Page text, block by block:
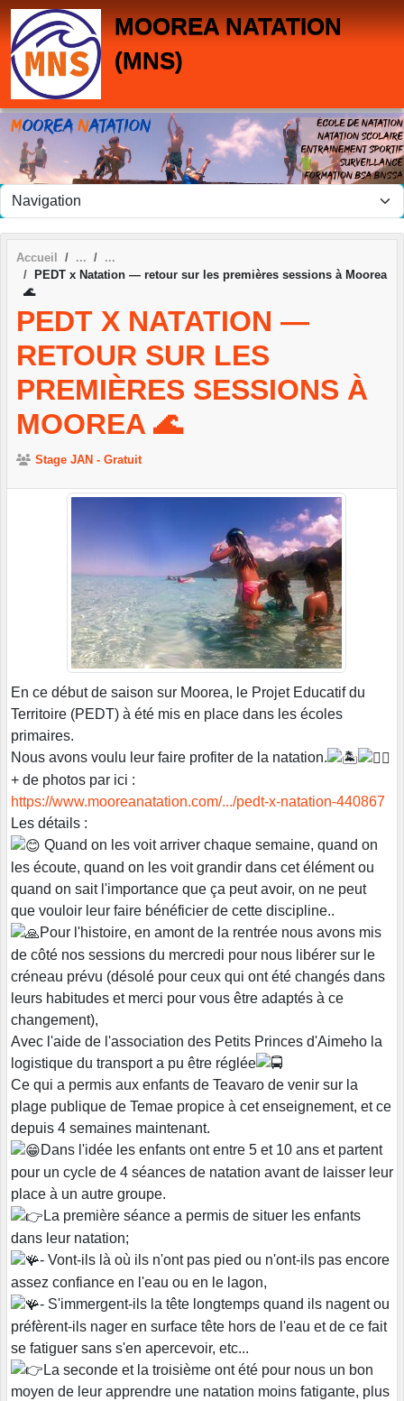
MOOREA NATATION
(MNS)
Accueil
PEDT x Natation — retour sur les premières sessions à Moorea
🌊
PEDT X NATATION —
RETOUR SUR LES
PREMIÈRES SESSIONS À
MOOREA 🌊
Stage JAN - Gratuit
En ce début de saison sur Moorea, le Projet Educatif du
Territoire (PEDT) à été mis en place dans les écoles
primaires.
Nous avons voulu leur faire profiter de la natation.
+ de photos par ici :
https://www.mooreanatation.com/.../pedt-x-natation-440867
Les détails :
Quand on les voit arriver chaque semaine, quand on
les écoute, quand on les voit grandir dans cet élément ou
quand on sait l'importance que ça peut avoir, on ne peut
que vouloir leur faire bénéficier de cette discipline..
Pour l'histoire, en amont de la rentrée nous avons mis
de côté nos sessions du mercredi pour nous libérer sur le
créneau prévu (désolé pour ceux qui ont été changés dans
leurs habitudes et merci pour vous être adaptés à ce
changement),
Avec l'aide de l'association des Petits Princes d'Aimeho la
logistique du transport a pu être réglée
Ce qui a permis aux enfants de Teavaro de venir sur la
plage publique de Temae propice à cet enseignement, et ce
depuis 4 semaines maintenant.
Dans l'idée les enfants ont entre 5 et 10 ans et partent
pour un cycle de 4 séances de natation avant de laisser leur
place à un autre groupe.
La première séance a permis de situer les enfants
dans leur natation;
- Vont-ils là où ils n'ont pas pied ou n'ont-ils pas encore
assez confiance en l'eau ou en le lagon,
- S'immergent-ils la tête longtemps quand ils nagent ou
préfèrent-ils nager en surface tête hors de l'eau et de ce fait
se fatiguer sans s'en apercevoir, etc...
La seconde et la troisième ont été pour nous un bon
moyen de leur apprendre une natation moins fatigante, plus
Panneau de gestion des cookies